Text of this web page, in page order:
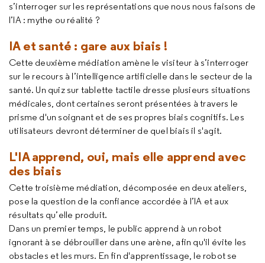
s’interroger sur les représentations que nous nous faisons de
l’IA : mythe ou réalité ?
IA et santé : gare aux biais !
Cette deuxième médiation amène le visiteur à s’interroger
sur le recours à l’intelligence artificielle dans le secteur de la
santé. Un quiz sur tablette tactile dresse plusieurs situations
médicales, dont certaines seront présentées à travers le
prisme d'un soignant et de ses propres biais cognitifs. Les
utilisateurs devront déterminer de quel biais il s'agit.
L'IA apprend, oui, mais elle apprend avec
des biais
Cette troisième médiation, décomposée en deux ateliers,
pose la question de la confiance accordée à l’IA et aux
résultats qu’elle produit.
Dans un premier temps, le public apprend à un robot
ignorant à se débrouiller dans une arène, afin qu'il évite les
obstacles et les murs. En fin d'apprentissage, le robot se